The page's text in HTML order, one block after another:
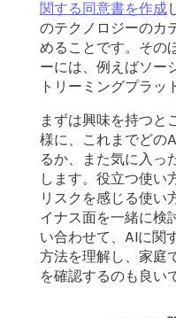
関する同意書を作成
のテクノロジーのカ
めることです。その
ーには、例えばソー
トリーミングプラッ
まずは興味を持つと
様に、これまでどの
るか、また気に入っ
します。役立つ使い
リスクを感じる使い
イナス面を一緒に検
い合わせて、AIに関
方法を理解し、家庭
を確認するのも良い